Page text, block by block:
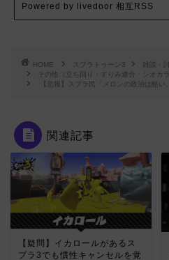
Powered by livedoor 相互RSS
HOME スプラトゥーン3
雑談・
その他（立ち回り・すりみ連合・シオカ
【悲報】スプラ民「メロンの政治は酷い
関連記事
【疑問】イカロールがあるス
プラ3でも慣性キャンセルを覚